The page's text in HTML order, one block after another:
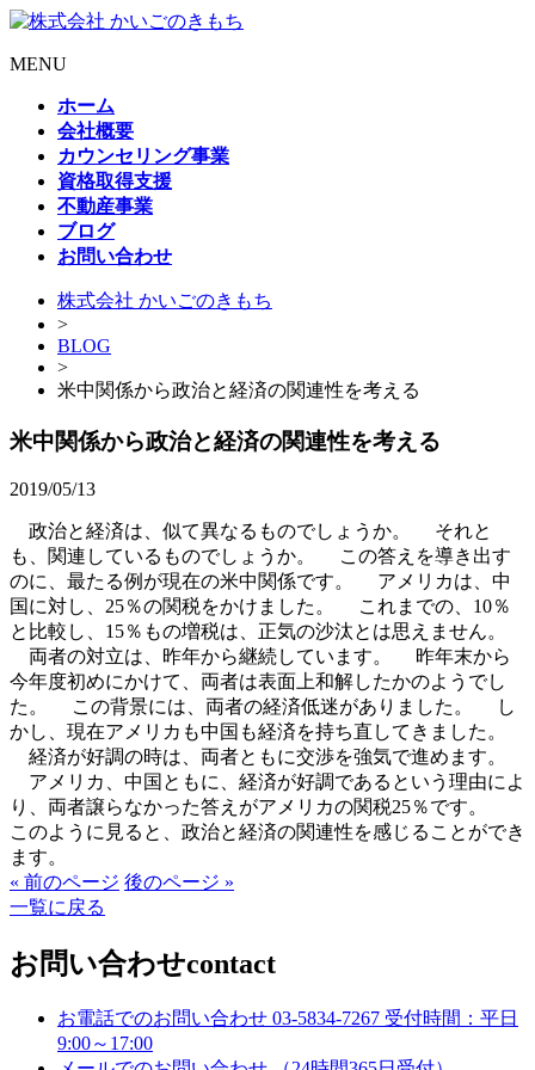
MENU
ホーム
会社概要
カウンセリング事業
資格取得支援
不動産事業
ブログ
お問い合わせ
株式会社 かいごのきもち
>
BLOG
>
米中関係から政治と経済の関連性を考える
米中関係から政治と経済の関連性を考える
2019/05/13
政治と経済は、似て異なるものでしょうか。 それと
も、関連しているものでしょうか。 この答えを導き出す
のに、最たる例が現在の米中関係です。 アメリカは、中
国に対し、25％の関税をかけました。 これまでの、10％
と比較し、15％もの増税は、正気の沙汰とは思えません。
両者の対立は、昨年から継続しています。 昨年末から
今年度初めにかけて、両者は表面上和解したかのようでし
た。 この背景には、両者の経済低迷がありました。 し
かし、現在アメリカも中国も経済を持ち直してきました。
経済が好調の時は、両者ともに交渉を強気で進めます。
アメリカ、中国ともに、経済が好調であるという理由によ
り、両者譲らなかった答えがアメリカの関税25％です。
このように見ると、政治と経済の関連性を感じることができ
ます。
« 前のページ 後のページ »
一覧に戻る
お問い合わせcontact
お電話でのお問い合わせ 03-5834-7267 受付時間：平日
9:00～17:00